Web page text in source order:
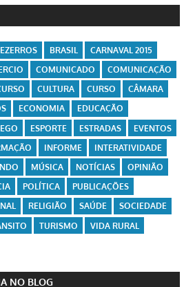
BRASIL
CARNAVAL 2015
COMUNICADO
COMUNICAÇÃO
CULTURA CURSO
CÂMARA
ECONOMIA
EDUCAÇÃO
ESPORTE ESTRADAS
EVENTOS
INFORME
INTERATIVIDADE
MÚSICA NOTÍCIAS
OPINIÃO
POLÍTICA
PUBLICAÇÕES
RELIGIÃO SAÚDE
SOCIEDADE
TURISMO
VIDA RURAL
NO BLOG